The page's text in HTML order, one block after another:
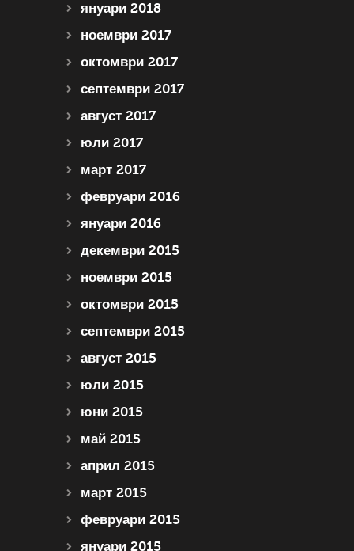
януари 2018
ноември 2017
октомври 2017
септември 2017
август 2017
юли 2017
март 2017
февруари 2016
януари 2016
декември 2015
ноември 2015
октомври 2015
септември 2015
август 2015
юли 2015
юни 2015
май 2015
април 2015
март 2015
февруари 2015
януари 2015